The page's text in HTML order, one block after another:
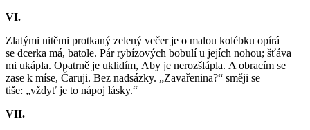
VI.
Zlatými nitěmi protkaný zelený večer je o malou kolébku opírá
se dcerka má, batole. Pár rybízových bobulí u jejích nohou; šťáva
mi ukápla. Opatrně je uklidím, Aby je nerozšlápla. A obracím se
zase k míse, Čaruji. Bez nadsázky. „Zavařenina?“ směji se
tiše: „vždyť je to nápoj lásky.“
VII.